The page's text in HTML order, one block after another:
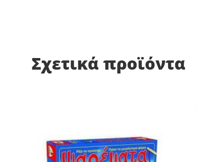
Σχετικά προϊόντα